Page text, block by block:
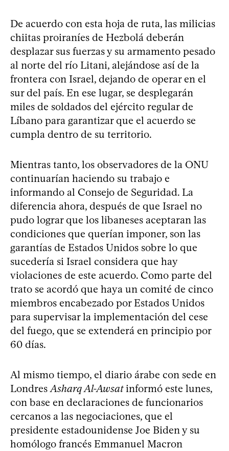
De acuerdo con esta hoja de ruta, las milicias
chiitas proiraníes de Hezbolá deberán
desplazar sus fuerzas y su armamento pesado
al norte del río Litani, alejándose así de la
frontera con Israel, dejando de operar en el
sur del país. En ese lugar, se desplegarán
miles de soldados del ejército regular de
Líbano para garantizar que el acuerdo se
cumpla dentro de su territorio.
Mientras tanto, los observadores de la ONU
continuarían haciendo su trabajo e
informando al Consejo de Seguridad. La
diferencia ahora, después de que Israel no
pudo lograr que los libaneses aceptaran las
condiciones que querían imponer, son las
garantías de Estados Unidos sobre lo que
sucedería si Israel considera que hay
violaciones de este acuerdo. Como parte del
trato se acordó que haya un comité de cinco
miembros encabezado por Estados Unidos
para supervisar la implementación del cese
del fuego, que se extenderá en principio por
60 días.
Al mismo tiempo, el diario árabe con sede en
Londres Asharq Al-Awsatinformó este lunes,
con base en declaraciones de funcionarios
cercanos a las negociaciones, que el
presidente estadounidense Joe Biden y su
homólogo francés Emmanuel Macron